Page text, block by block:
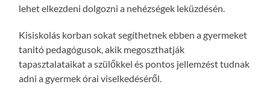
lehet elkezdeni dolgozni a nehézségek leküzdésén.
Kisiskolás korban sokat segíthetnek ebben a gyermeket
tanitó pedagógusok, akik megoszthatják
tapasztalataikat a szülőkkel és pontos jellemzést tudnak
adni a gyermek órai viselkedéséről.